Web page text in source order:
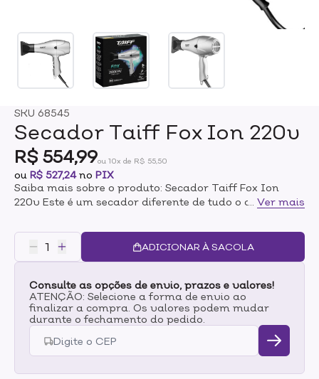
SKU 68545
Secador Taiff Fox Ion 220v
R$ 554,99ou 10x de R$ 55,50
ou R$ 527,24no PIX
Saiba mais sobre o produto: Secador Taiff Fox Ion
220v Este é um secador diferente de tudo o que você já
emite mais de 5 milhões de íons negativos por cm3. é
muito mais compacto e leve que os secadores
normais. Com apenas 20cm, ele proporciona muito
possível deixar o desempenho do Taiff Fox Íon mais
eficiente. O secador vem acompanhado de
um direcionador de ar, que assegura um resultado
ainda melhor. O desempenho do Taiff Fox Íon é
incrível. Além de 2000 Watts de potência, o secador
possui quatro temperaturas e duas velocidades. Ele
conta com a tecnologia de emissão de íons negativos,
Ver mais
ADICIONAR À SACOLA
Consulte as opções de envio, prazos e valores!
ATENÇÃO: Selecione a forma de envio ao
finalizar a compra. Os valores podem mudar
durante o fechamento do pedido.